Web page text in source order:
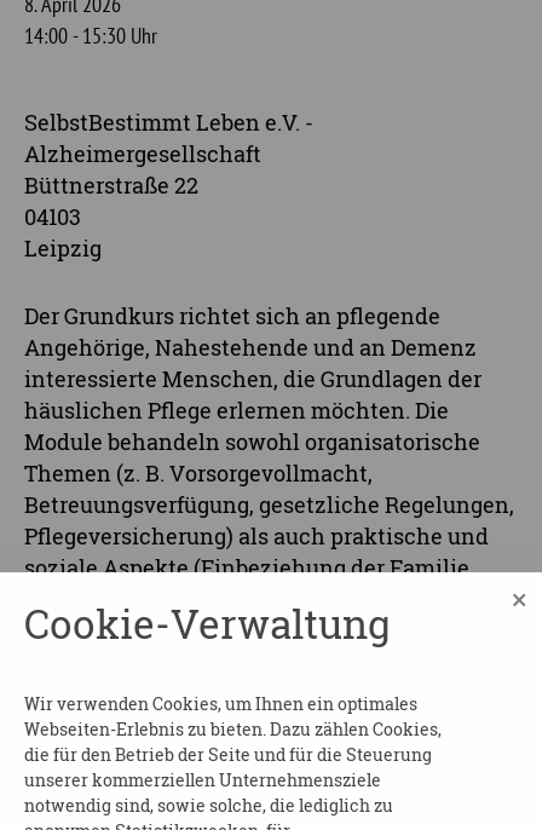
14:00 - 15:30 Uhr
SelbstBestimmt Leben e.V. -
Alzheimergesellschaft
Büttnerstraße 22
04103
Leipzig
Der Grundkurs richtet sich an pflegende
Angehörige, Nahestehende und an Demenz
interessierte Menschen, die Grundlagen der
häuslichen Pflege erlernen möchten. Die
Module behandeln sowohl organisatorische
Themen (z. B. Vorsorgevollmacht,
Betreuungsverfügung, gesetzliche Regelungen,
Pflegeversicherung) als auch praktische und
soziale Aspekte (Einbeziehung der Familie,
Basispflegekurs besteht aus 5 Modulen.
Referentin: Fr. Sionda (SBL)
Einen Kursüberblick finden Sie unten zum
Download.
Cookie-Verwaltung ×
Wir verwenden Cookies, um Ihnen ein optimales
Webseiten-Erlebnis zu bieten. Dazu zählen Cookies,
die für den Betrieb der Seite und für die Steuerung
unserer kommerziellen Unternehmensziele
notwendig sind, sowie solche, die lediglich zu